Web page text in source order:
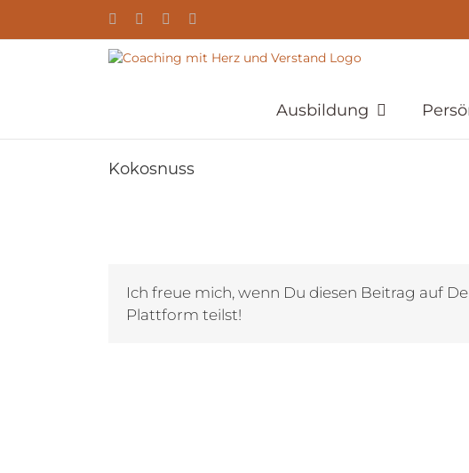
springen
YouTubeFacebookInstagram
Ausbildung
Kokosnuss
Ich freue mich, wenn Du diesen Beitrag auf
Plattform teilst!